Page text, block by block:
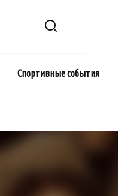
Спортивные события